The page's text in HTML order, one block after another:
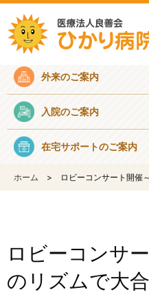
外来のご案内
入院のご案内
在宅サポートのご案内
ホーム ロビーコンサート開催
ロビーコンサ
のリズムで大